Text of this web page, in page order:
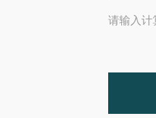
请输入计